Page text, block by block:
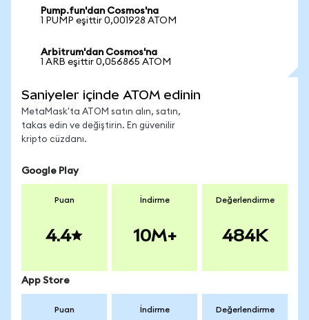
Pump.fun'dan Cosmos'na
1 PUMP eşittir 0,001928 ATOM
Arbitrum'dan Cosmos'na
1 ARB eşittir 0,056865 ATOM
Saniyeler içinde ATOM edinin
MetaMask'ta ATOM satın alın, satın,
takas edin ve değiştirin. En güvenilir
kripto cüzdanı.
Google Play
Puan
4.4
İndirme
10M+
Değerlendirme
484K
App Store
Puan İndirme Değerlendirme